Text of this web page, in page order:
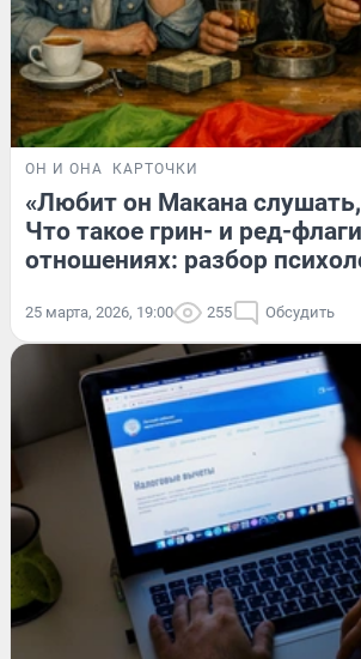
ОН И ОНА КАРТОЧКИ
«Любит он Макана слушать,
Что такое грин- и ред-
отношениях: разбор
25 марта, 2026, 19:00 255 Обсудить